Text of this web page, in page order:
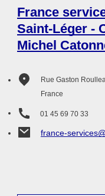
France
Saint-Léger -
Michel
Rue Gaston
France
01 45 69 70 33
france-